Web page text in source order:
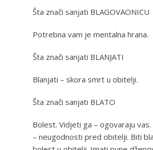
Šta znači sanjati BLAGOVAONICU
Potrebna vam je mentalna hrana.
Šta znači sanjati BLANJATI
Blanjati – skora smrt u obitelji.
Šta znači sanjati BLATO
Bolest. Vidjeti ga – ogovaraju
– neugodnosti pred obitelji. Biti